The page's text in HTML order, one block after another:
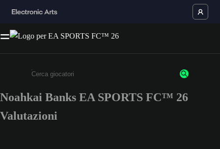
Inserisci un minimo di 3 caratteri o numeri.
Noahkai Banks EA SPORTS FC™ 26
Valutazioni